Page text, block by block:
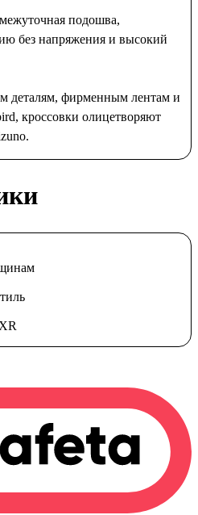
подошва,
без напряжения и высокий
деталям, фирменным лентам и
кроссовки олицетворяют